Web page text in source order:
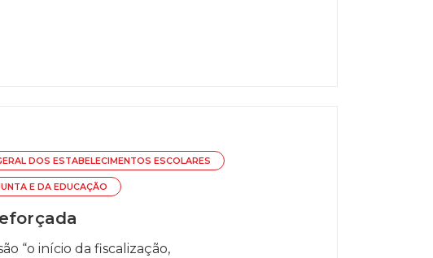
DOS ESTABELECIMENTOS ESCOLARES
E DA EDUCAÇÃO
“o início da fiscalização,